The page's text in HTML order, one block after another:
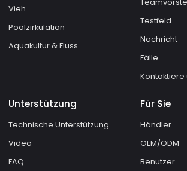
Vieh
Poolzirkulation
Aquakultur & Fluss
Testfeld
Nachricht
Fälle
Kontaktiere
Unterstützung
Technische Unterstützung
Video
FAQ
Für Sie
Händler
OEM/ODM
Benutzer